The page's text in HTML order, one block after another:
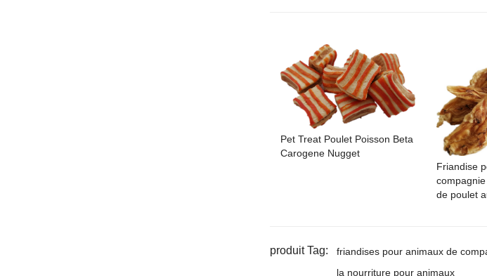
Pet Treat Poulet Poisson Beta
Carogene Nugget
Friandise
de poulet
produit Tag: friandises pour animaux de
la nourriture pour animaux